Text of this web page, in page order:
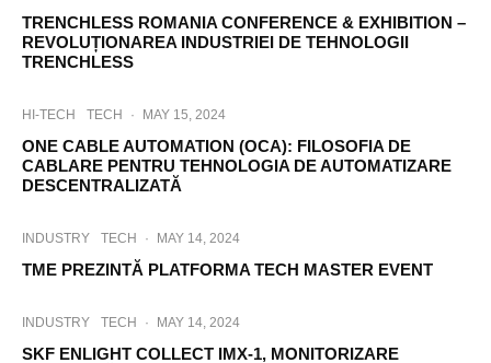
TRENCHLESS ROMANIA CONFERENCE & EXHIBITION –
REVOLUȚIONAREA INDUSTRIEI DE TEHNOLOGII
TRENCHLESS
HI-TECH TECH · MAY 15, 2024
ONE CABLE AUTOMATION (OCA): FILOSOFIA DE
CABLARE PENTRU TEHNOLOGIA DE AUTOMATIZARE
DESCENTRALIZATĂ
INDUSTRY TECH · MAY 14, 2024
TME PREZINTĂ PLATFORMA TECH MASTER EVENT
INDUSTRY TECH · MAY 14, 2024
SKF ENLIGHT COLLECT IMX-1, MONITORIZARE